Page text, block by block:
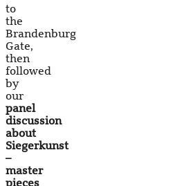
to
the
Brandenburg
Gate,
then
followed
by
our
panel
discussion
about
Siegerkunst
–
master
pieces